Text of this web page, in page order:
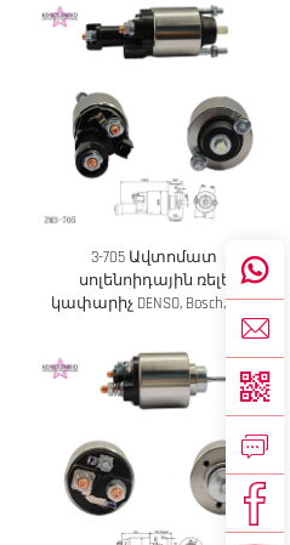
3-705 Ավտոմատ
սոլենոիդային ռելե
կափարիչ DENSO, Bosch, Ford